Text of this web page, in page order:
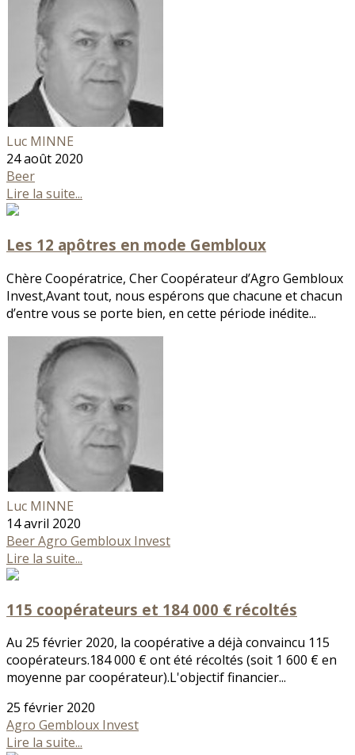
Luc MINNE
24 août 2020
Beer
Lire la suite...
Les 12 apôtres en mode Gembloux
Chère Coopératrice, Cher Coopérateur d’Agro Gembloux
Invest,Avant tout, nous espérons que chacune et chacun
d’entre vous se porte bien, en cette période inédite...
Luc MINNE
14 avril 2020
BeerAgro Gembloux Invest
Lire la suite...
115 coopérateurs et 184 000 € récoltés
Au 25 février 2020, la coopérative a déjà convaincu 115
coopérateurs.184 000 € ont été récoltés (soit 1 600 € en
moyenne par coopérateur).L'objectif financier...
25 février 2020
Agro Gembloux Invest
Lire la suite...